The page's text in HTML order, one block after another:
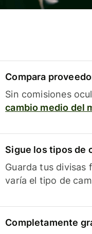
Compara
Sin comisiones
cambio medio del
Sigue los tipos de
Guarda tus
varía el tipo de
Completamente